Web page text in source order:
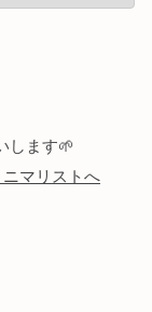
します🌱